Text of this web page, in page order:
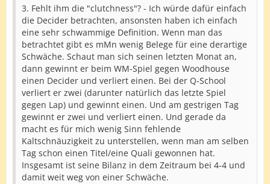
3. Fehlt ihm die "clutchness"? - Ich würde dafür einfach
die Decider betrachten, ansonsten haben ich einfach
eine sehr schwammige Definition. Wenn man das
betrachtet gibt es mMn wenig Belege für eine derartige
Schwäche. Schaut man sich seinen letzten Monat an,
dann gewinnt er beim WM-Spiel gegen Woodhouse
einen Decider und verliert einen. Bei der Q-School
verliert er zwei (darunter natürlich das letzte Spiel
gegen Lap) und gewinnt einen. Und am gestrigen Tag
gewinnt er zwei und verliert einen. Und gerade da
macht es für mich wenig Sinn fehlende
Kaltschnäuzigkeit zu unterstellen, wenn man am selben
Tag schon einen Titel/eine Quali gewonnen hat.
Insgesamt ist seine Bilanz in dem Zeitraum bei 4-4 und
damit weit weg von einer Schwäche.